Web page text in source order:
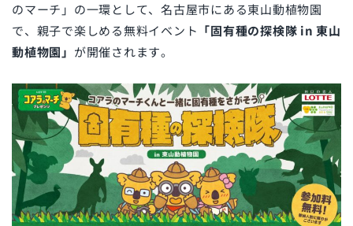
のマーチ」の一環として、名古屋市にある東山動植物園
で、親子で楽しめる無料イベント 「固有種の探検隊 in 東山
動植物園」 が開催されます。